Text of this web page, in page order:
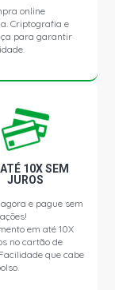
(2006 -
online
Criptografia e
para garantir
10X SEM
JUROS
e pague sem
em até 10X
no cartão de
que cabe